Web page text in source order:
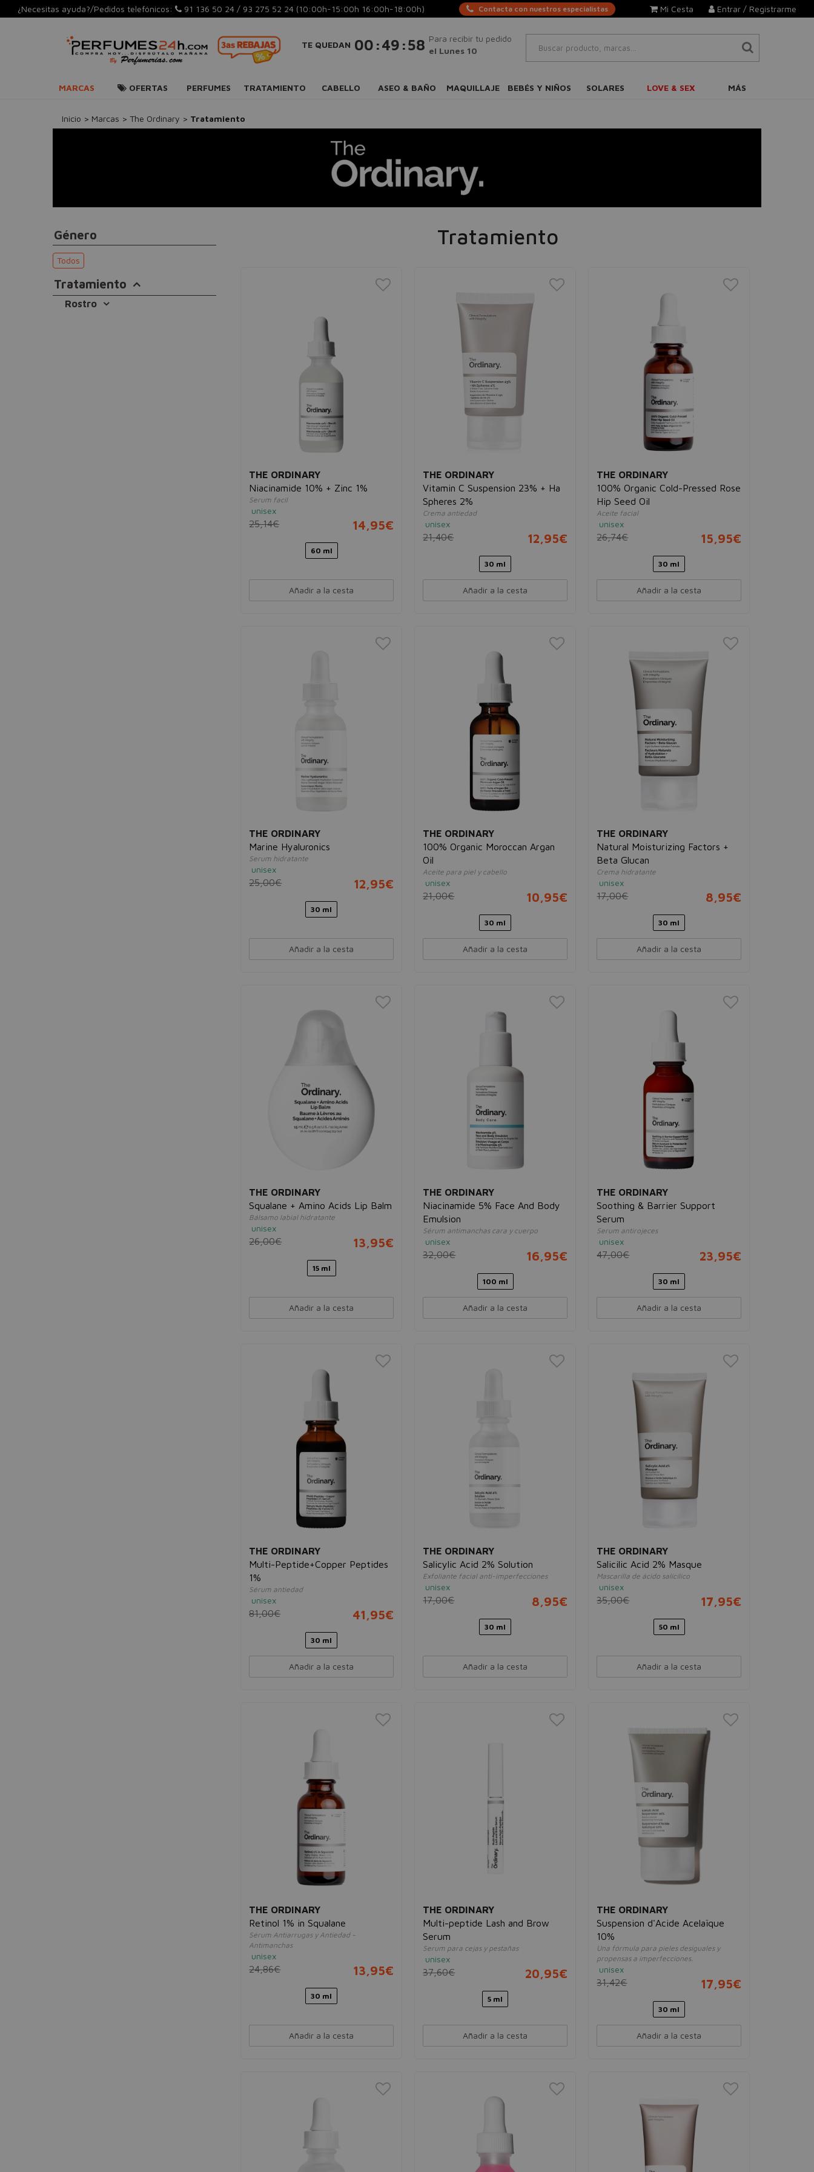
¿Necesitas ayuda?/Pedidos telefónicos: 91 136 50 24 / 93 275 52 24 (10:00h-15:00h 16:00h-18:00h) Contacta con nuestros especialistas Entrar / Registrarme
Mi Cesta
TE QUEDAN 00 :49 :57 Para recibir tu pedido
el Lunes 10
MARCAS OFERTAS PERFUMES TRATAMIENTO CABELLO ASEO & BAÑO MAQUILLAJE BEBÉS Y NIÑOS SOLARES LOVE & SEX MÁS
Inicio > Marcas > The Ordinary > Tratamiento
Género
Todos
Tratamiento
Rostro
Tratamiento
THE ORDINARY
Niacinamide 10% + Zinc 1%
Serum facil
unisex
25,14€ 14,95€
60 ml
Añadir a la cesta
THE ORDINARY
Vitamin C Suspension 23% + Ha
Spheres 2%
Crema antiedad
unisex
21,40€ 12,95€
30 ml
Añadir a la cesta
THE ORDINARY
100% Organic Cold-Pressed Rose
Hip Seed Oil
Aceite facial
unisex
26,74€ 15,95€
30 ml
Añadir a la cesta
THE ORDINARY
Marine Hyaluronics
Serum hidratante
unisex
25,00€ 12,95€
30 ml
Añadir a la cesta
THE ORDINARY
100% Organic Moroccan Argan
Oil
Aceite para piel y cabello
unisex
21,00€ 10,95€
30 ml
Añadir a la cesta
THE ORDINARY
Natural Moisturizing Factors +
Beta Glucan
Crema hidratante
unisex
17,00€ 8,95€
30 ml
Añadir a la cesta
THE ORDINARY
Squalane + Amino Acids Lip Balm
Bálsamo labial hidratante
unisex
26,00€ 13,95€
15 ml
Añadir a la cesta
THE ORDINARY
Niacinamide 5% Face And Body
Emulsion
Sérum antimanchas cara y cuerpo
unisex
32,00€ 16,95€
100 ml
Añadir a la cesta
THE ORDINARY
Soothing & Barrier Support
Serum
Serum antirojeces
unisex
47,00€ 23,95€
30 ml
Añadir a la cesta
THE ORDINARY
Multi-Peptide+Copper Peptides
1%
Sérum antiedad
unisex
81,00€ 41,95€
30 ml
Añadir a la cesta
THE ORDINARY
Salicylic Acid 2% Solution
Exfoliante facial anti-imperfecciones
unisex
17,00€ 8,95€
30 ml
Añadir a la cesta
THE ORDINARY
Salicilic Acid 2% Masque
Mascarilla de ácido salicílico
unisex
35,00€ 17,95€
50 ml
Añadir a la cesta
THE ORDINARY
Retinol 1% in Squalane
Sérum Antiarrugas y Antiedad -
Antimanchas
unisex
24,86€ 13,95€
30 ml
Añadir a la cesta
THE ORDINARY
Multi-peptide Lash and Brow
Serum
Serum para cejas y pestañas
unisex
37,60€ 20,95€
5 ml
Añadir a la cesta
THE ORDINARY
Suspension d'Acide Acelaïque
10%
Una fórmula para pieles desiguales y
propensas a imperfecciones.
unisex
31,42€ 17,95€
30 ml
Añadir a la cesta